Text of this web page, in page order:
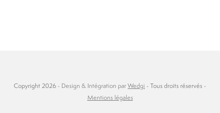
Copyright 2026 - Design & Intégration parWedgi - Tous droits réservés -
Mentions légales